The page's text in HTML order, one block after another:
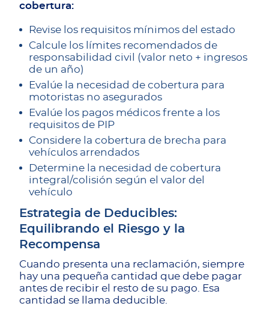
cobertura:
Revise los requisitos mínimos del estado
Calcule los límites recomendados de
responsabilidad civil (valor neto + ingresos
de un año)
Evalúe la necesidad de cobertura para
motoristas no asegurados
Evalúe los pagos médicos frente a los
requisitos de PIP
Considere la cobertura de brecha para
vehículos arrendados
Determine la necesidad de cobertura
integral/colisión según el valor del
vehículo
Estrategia de Deducibles:
Equilibrando el Riesgo y la
Recompensa
Cuando presenta una reclamación, siempre
hay una pequeña cantidad que debe pagar
antes de recibir el resto de su pago. Esa
cantidad se llama deducible.